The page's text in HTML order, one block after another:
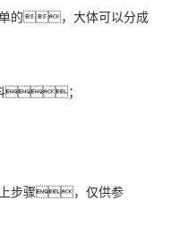
的，大体可以分成
；
步骤，仅供参